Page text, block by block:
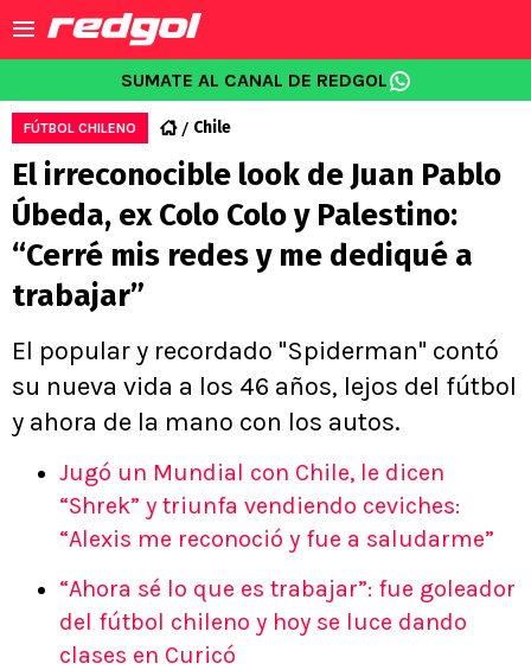
SUMATE AL CANAL DE REDGOL
FÚTBOL CHILENO Chile
El irreconocible look de Juan Pablo
Úbeda, ex Colo Colo y Palestino:
“Cerré mis redes y me dediqué a
trabajar”
El popular y recordado "Spiderman" contó
su nueva vida a los 46 años, lejos del fútbol
y ahora de la mano con los autos.
Jugó un Mundial con Chile, le dicen
“Shrek” y triunfa vendiendo ceviches:
“Alexis me reconoció y fue a saludarme”
“Ahora sé lo que es trabajar”: fue goleador
del fútbol chileno y hoy se luce dando
clases en Curicó